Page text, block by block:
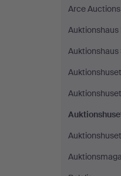
Arce Auctions
Auktionshaus